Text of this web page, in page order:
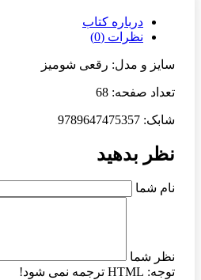
درباره کتاب
نظرات (0)
سایز و مدل: رقعی شومیز
تعداد صفحه: 68
شابک: 9789647475357
نظر بدهید
نام شما
نظر شما
توجه: